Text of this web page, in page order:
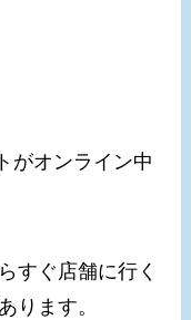
がオンライン中
すぐ店舗に行く
ります。